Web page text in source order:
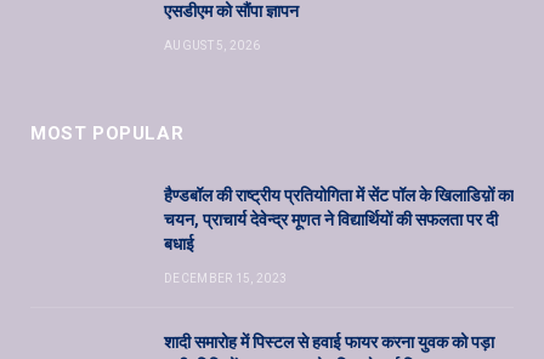
एसडीएम को सौंपा ज्ञापन
AUGUST 5, 2026
MOST POPULAR
हैण्डबॉल की राष्ट्रीय प्रतियोगिता में सेंट पॉल के खिलाडिय़ों का
चयन, प्राचार्य देवेन्द्र मूणत ने विद्यार्थियों की सफलता पर दी
बधाई
DECEMBER 15, 2023
शादी समारोह में पिस्टल से हवाई फायर करना युवक को पड़ा